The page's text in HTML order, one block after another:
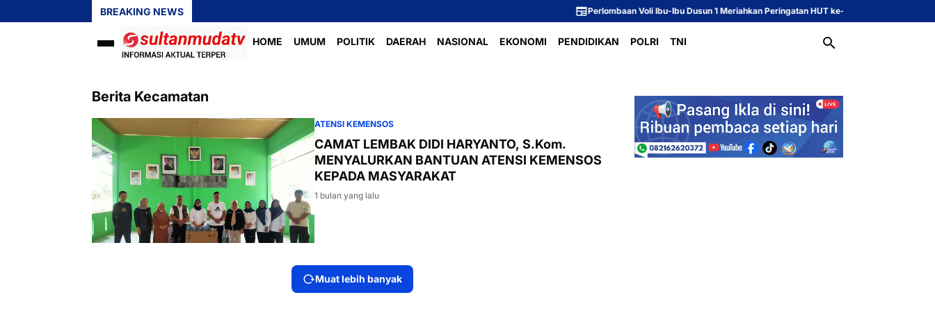
BREAKING NEWS Perlombaan Voli Ibu-Ibu Dusun 1 Meriahkan Peringatan HUT ke-81 Republik Indonesia
HOME UMUM POLITIK DAERAH NASIONAL EKONOMI PENDIDIKAN POLRI TNI
Berita Kecamatan
ATENSI KEMENSOS
CAMAT LEMBAK DIDI HARYANTO, S.Kom.
MENYALURKAN BANTUAN ATENSI KEMENSOS
KEPADA MASYARAKAT
1 bulan yang lalu
Muat lebih banyak